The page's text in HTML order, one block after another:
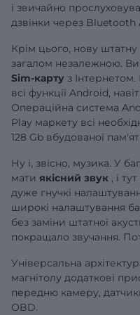
і звичайно
дзвінки через Bluetooth
Крім цього, нову
загалом незалежною.
Sim-карту з
всі функції Android,
Операційна система
Play маркету всі
128 Gb вбудованої
Ну і, звісно, музика. У
мати якісний звук , і
дуже гнучкі
широкі налаштування
без заміни штатної
покращало звучання.
Універсальна
магнітолу додаткові
передню камеру,
OBD.